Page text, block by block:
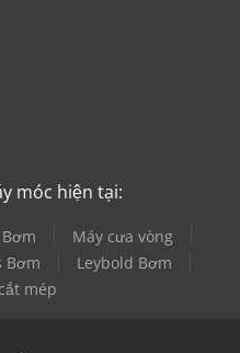
móc hiện tại:
Máy cưa vòng
Bơm
Leybold Bơm
mép